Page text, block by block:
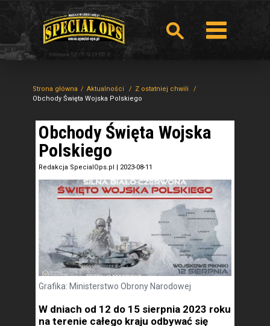
Strona główna Aktualności
Z ostatniej chwili
Obchody Święta Wojska Polskiego
Obchody Święta Wojska
Polskiego
Redakcja SpecialOps.pl | 2023-08-11
Grafika: Ministerstwo Obrony Narodowej
W dniach od 12 do 15 sierpnia 2023 roku
na terenie całego kraju odbywać się